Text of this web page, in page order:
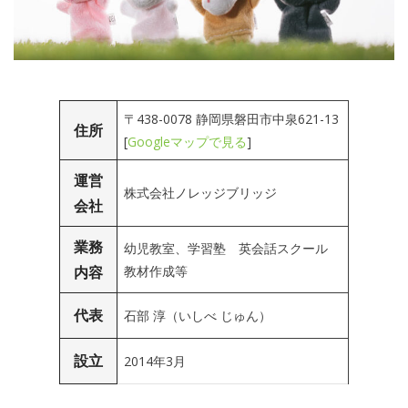
住所
〒438-0078 静岡県磐田市中泉621-13
[Googleマップで見る]
運営
会社
株式会社ノレッジブリッジ
業務
内容
幼児教室、学習塾 英会話スクール
教材作成等
代表 石部 淳（いしべ じゅん）
設立 2014年3月